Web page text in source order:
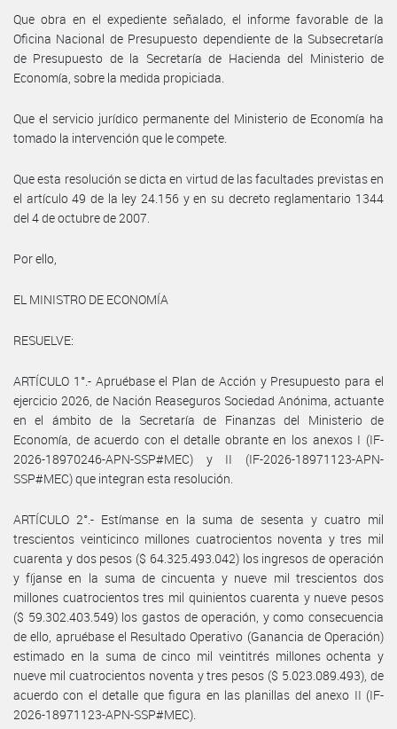
Que obra en el expediente señalado, el informe favorable de la
Oficina Nacional de Presupuesto dependiente de la Subsecretaría
de Presupuesto de la Secretaría de Hacienda del Ministerio de
Economía, sobre la medida propiciada.
Que el servicio jurídico permanente del Ministerio de Economía ha
tomado la intervención que le compete.
Que esta resolución se dicta en virtud de las facultades previstas en
el artículo 49 de la ley 24.156 y en su decreto reglamentario 1344
del 4 de octubre de 2007.
Por ello,
EL MINISTRO DE ECONOMÍA
RESUELVE:
ARTÍCULO 1°.- Apruébase el Plan de Acción y Presupuesto para el
ejercicio 2026, de Nación Reaseguros Sociedad Anónima, actuante
en el ámbito de la Secretaría de Finanzas del Ministerio de
Economía, de acuerdo con el detalle obrante en los anexos I (IF-
2026-18970246-APN-SSP#MEC) y II (IF-2026-18971123-APN-
SSP#MEC) que integran esta resolución.
ARTÍCULO 2°.- Estímanse en la suma de sesenta y cuatro mil
trescientos veinticinco millones cuatrocientos noventa y tres mil
cuarenta y dos pesos ($ 64.325.493.042) los ingresos de operación
y fíjanse en la suma de cincuenta y nueve mil trescientos dos
millones cuatrocientos tres mil quinientos cuarenta y nueve pesos
($ 59.302.403.549) los gastos de operación, y como consecuencia
de ello, apruébase el Resultado Operativo (Ganancia de Operación)
estimado en la suma de cinco mil veintitrés millones ochenta y
nueve mil cuatrocientos noventa y tres pesos ($ 5.023.089.493), de
acuerdo con el detalle que figura en las planillas del anexo II (IF-
2026-18971123-APN-SSP#MEC).